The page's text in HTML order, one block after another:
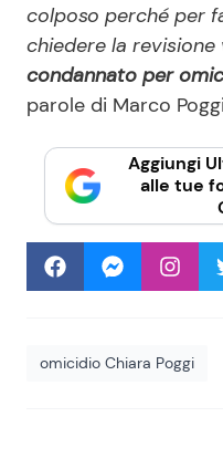
colposo perché per
chiedere la
condannato per
parole di Marco
Aggiungi
alle tue
omicidio Chiara Poggi